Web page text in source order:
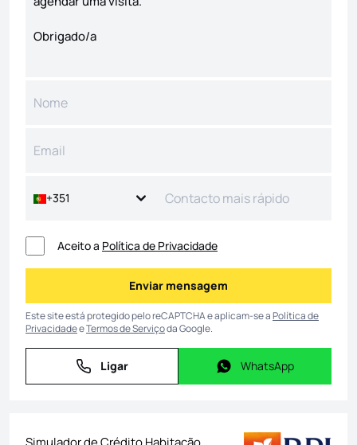
+351
Aceito a Política de Privacidade
Enviar mensagem
Enviar mensagem
Este site está protegido pelo reCAPTCHA e aplicam-se aPolítica de
PrivacidadeeTermos de Serviçoda Google.
Ligar
Ligar WhatsApp
WhatsApp